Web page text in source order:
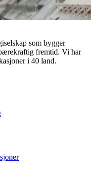
som bygger
fremtid. Vi har
i 40 land.